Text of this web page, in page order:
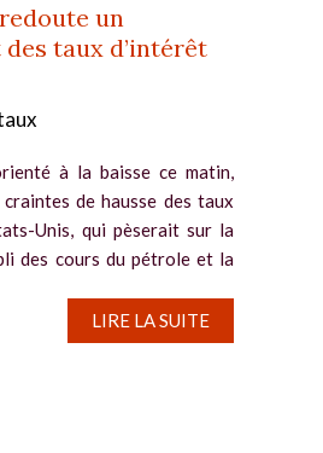
un
taux d’intérêt
à la baisse ce matin,
de hausse des taux
Unis, qui pèserait sur la
des cours du pétrole et la
LIRE LA SUITE